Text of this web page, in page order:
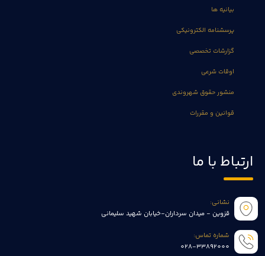
بیانیه ها
پرسشنامه الکترونیکی
گزارشات تخصصی
اوقات شرعی
منشور حقوق شهروندی
قوانین و مقررات
ارتباط با ما
نشانی:
قزوین - میدان سرداران-خیابان شهید سلیمانی
شماره تماس:
028-33892000